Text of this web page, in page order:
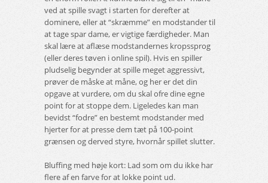
ved at spille svagt i starten for derefter at
dominere, eller at “skræmme” en modstander til
at tage spar dame, er vigtige færdigheder. Man
skal lære at aflæse modstandernes kropssprog
(eller deres tøven i online spil). Hvis en spiller
pludselig begynder at spille meget aggressivt,
prøver de måske at måne, og her er det din
opgave at vurdere, om du skal ofre dine egne
point for at stoppe dem. Ligeledes kan man
bevidst “fodre” en bestemt modstander med
hjerter for at presse dem tæt på 100-point
grænsen og derved styre, hvornår spillet slutter.
Bluffing med høje kort: Lad som om du ikke har
flere af en farve for at lokke point ud.